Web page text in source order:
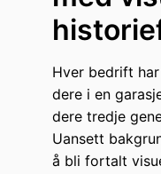
Hver bedrift
dere i en
dere tredje
Uansett
å bli fortalt